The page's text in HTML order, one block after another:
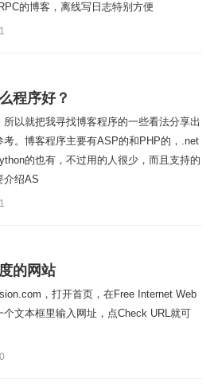
的博客，离线写日志特别方便
1
程序好？
以就把我寻找博客程序的一些看法分享出
。博客程序主要有ASP的和PHP的，.net
的也有，不过用的人很少，而且支持的
介绍AS
1
的网站
，打开首页，在Free Internet Web
文本框里输入网址，点Check URL就可
0